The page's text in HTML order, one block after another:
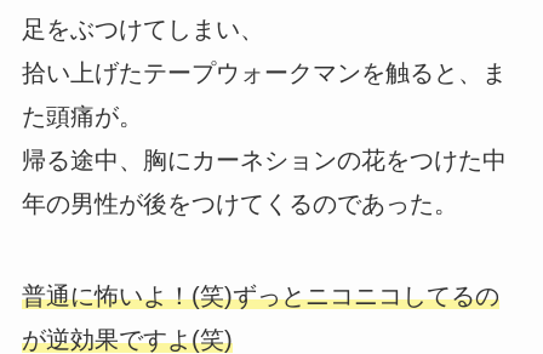
足をぶつけてしまい、
拾い上げたテープウォークマンを触ると、ま
た頭痛が。
帰る途中、胸にカーネションの花をつけた中
年の男性が後をつけてくるのであった。
普通に怖いよ！(笑)ずっとニコニコしてるの
が逆効果ですよ(笑)